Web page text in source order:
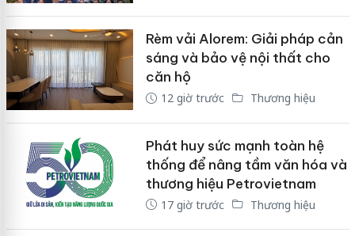
Rèm vải Alorem: Giải pháp cản
sáng và bảo vệ nội thất cho
căn hộ
12 giờ trước Thương hiệu
Phát huy sức mạnh toàn hệ
thống để nâng tầm văn hóa và
thương hiệu Petrovietnam
17 giờ trước Thương hiệu